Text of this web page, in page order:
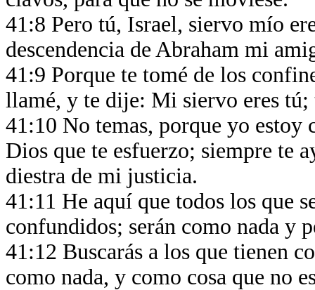
41:8 Pero tú, Israel, siervo mío
descendencia de Abraham mi
41:9 Porque te tomé de los
llamé, y te dije: Mi siervo eres tú;
41:10 No temas, porque yo estoy
Dios que te esfuerzo; siempre te
diestra de mi justicia.
41:11 He aquí que todos los que
confundidos; serán como nada y
41:12 Buscarás a los que tienen
como nada, y como cosa que no